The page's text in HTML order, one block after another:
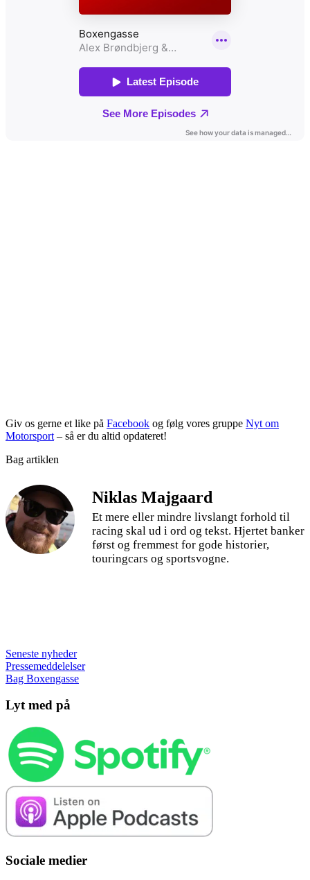
Giv os gerne et like på Facebook og følg vores gruppe Nyt om
Motorsport – så er du altid opdateret!
Bag artiklen
Niklas Majgaard
Et mere eller mindre livslangt forhold til
racing skal ud i ord og tekst. Hjertet banker
først og fremmest for gode historier,
touringcars og sportsvogne.
Seneste nyheder
Pressemeddelelser
Bag Boxengasse
Lyt med på
Sociale medier